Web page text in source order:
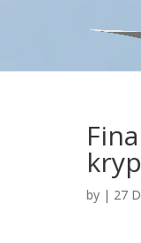
by | 27